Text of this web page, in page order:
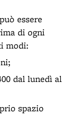
essere
di ogni
modi:
dal lunedì al
spazio